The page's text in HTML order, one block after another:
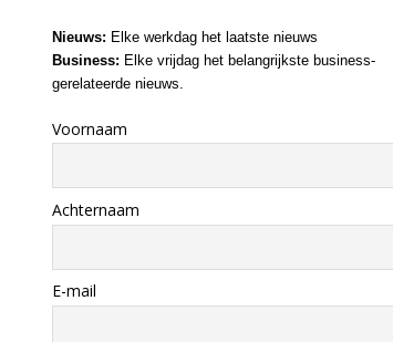
Nieuws: Elke werkdag het laatste nieuws
Business: Elke vrijdag het belangrijkste business-
gerelateerde nieuws.
Voornaam
Achternaam
E-mail